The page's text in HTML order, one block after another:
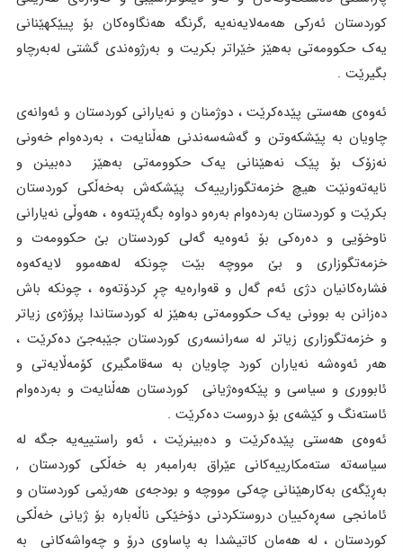
کوردستان ئەرکى هەمەلایەنەیە ,گرنگە هەنگاوەکان بۆ پیێکهێنانى
یەک حکوومەتى بەهێز خێراتر بکریت و بەرژوەندى گشتى لەبەرچاو
بگیرێت .
ئەوەى هەستى پێدەکرێت ، دوژمنان و نەیارانى کوردستان و ئەوانەى
چاویان بە پێشکەوتن و گەشەسەندنى هەڵنایەت ، بەردەوام خەونى
نەزۆک بۆ پێک نەهێنانى یەک حکوومەتى بەهێز دەبینن و
نایەتەونێت هیچ خزمەتگوزارییەک پێشکەش بەخەڵکى کوردستان
بکرێت و کوردستان بەردەوام بەرەو دواوە بگەڕێتەوە ، هەوڵى نەیارانى
ناوخۆیی و دەرەکى بۆ ئەوەیە گەلى کوردستان بێ حکوومەت و
خزمەتگوزارى و بێ مووچە بێت چونکە لەهەموو لایەکەوە
فشارەکانیان دژى ئەم گەل و قەوارەیە چڕ کردۆتەوە ، چونکە باش
دەزانن بە بوونى یەک حکوومەتى بەهێز لە کوردستاندا پرۆژەى زیاتر
و خزمەتگوزارى زیاتر لە سەرانسەرى کوردستان جێبەجێ دەکرێت ،
هەر ئەوەشە نەیاران کورد چاویان بە سەقامگیرى کۆمەڵایەتى و
ئابوورى و سیاسى و پێکەوەژیانى کوردستان هەڵنایەت و بەردەوام
ئاستەنگ و کێشەى بۆ دروست دەکرێت .
ئەوەى هەستى پێدەکرێت و دەبینرێت ، ئەو راستییەیە جگە لە
سیاسەتە ستەمکارییەکانى عێراق بەرامبەر بە خەڵکى کوردستان ,
بەڕێگەى بەکارهێنانى چەکى مووچە و بودجەى هەرێمى کوردستان و
ئامانجى سەڕەکییان دروستکردنى دۆخێکى ناڵەبارە بۆ ژیانى خەڵکى
کوردستان ، لە هەمان کاتیشدا بە پاساوى درۆ و چەواشەکانى بە